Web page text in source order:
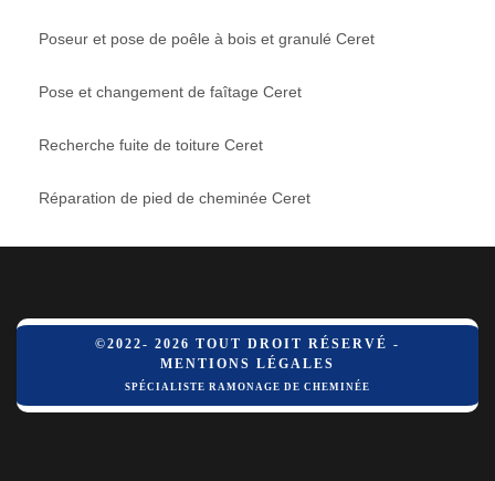
Poseur et pose de poêle à bois et granulé Ceret
Pose et changement de faîtage Ceret
Recherche fuite de toiture Ceret
Réparation de pied de cheminée Ceret
©2022- 2026 TOUT DROIT RÉSERVÉ -
MENTIONS LÉGALES
SPÉCIALISTE RAMONAGE DE CHEMINÉE